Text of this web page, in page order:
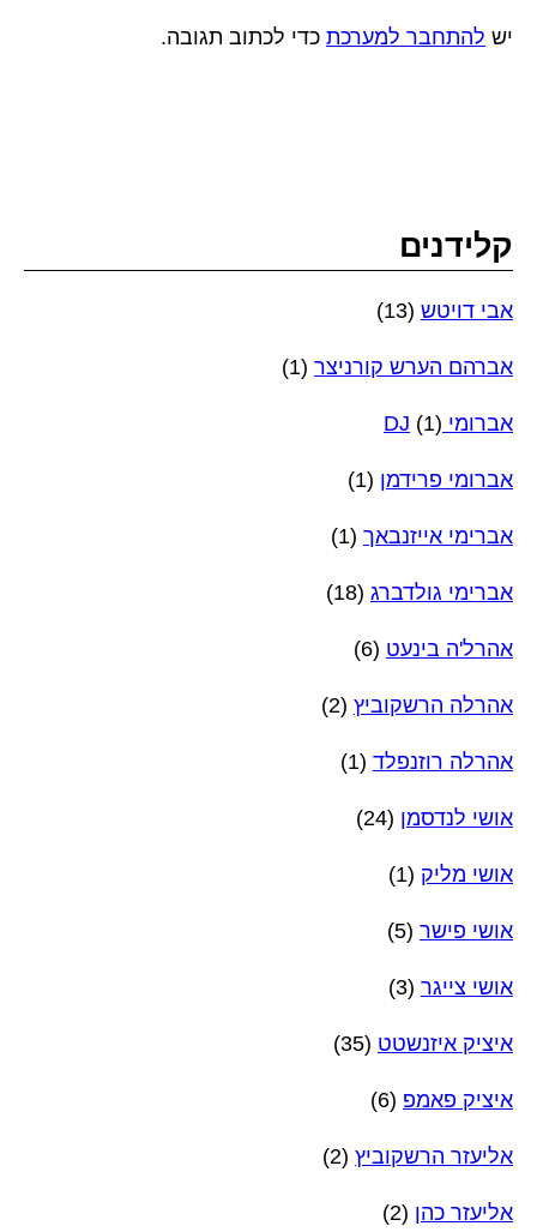
יש להתחבר למערכת כדי לכתוב תגובה.
קלידנים
אבי דויטש (13)
אברהם הערש קורניצר (1)
אברומי DJ (1)
אברומי פרידמן (1)
אברימי אייזנבאך (1)
אברימי גולדברג (18)
אהרל'ה בינעט (6)
אהרלה הרשקוביץ (2)
אהרלה רוזנפלד (1)
אושי לנדסמן (24)
אושי מליק (1)
אושי פישר (5)
אושי צייגר (3)
איציק איזנשטט (35)
איציק פאמפ (6)
אליעזר הרשקוביץ (2)
אליעזר כהן (2)